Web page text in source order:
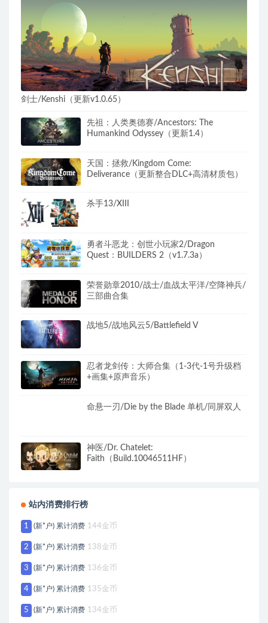
剑士/Kenshi（更新v1.0.65）
先祖：人类奥德赛/Ancestors: The
Humankind Odyssey（更新1.4）
天国：拯救/Kingdom Come:
Deliverance（更新整合DLC+高清材质包）
杀手13/XIII
勇者斗恶龙：创世小玩家2/Dragon
Quest：BUILDERS 2（v1.7.3a）
荣誉勋章2010/战士/血战太平洋/空降神兵/
三部曲合集
战地5/战地风云5/Battlefield V
忍者龙剑传：大师合集（1-3代-1号升级档
+画集+原声音乐）
命悬一刃/Die by the Blade 单机/同屏双人
神医/Dr. Chatelet:
Faith（Build.10046511HF）
站内消费排行榜
1 (新*户) 累计消费 144金币
2 (新*户) 累计消费 138金币
3 (新*户) 累计消费 136金币
4 (新*户) 累计消费 135金币
5 (新*户) 累计消费 134金币